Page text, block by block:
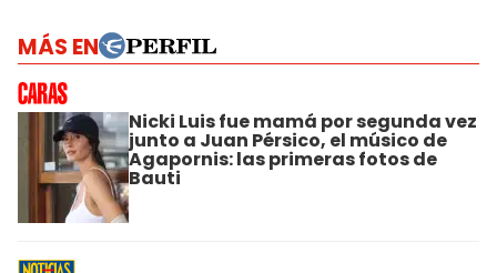
MÁS EN
Nicki Luis fue mamá por segunda vez
junto a Juan Pérsico, el músico de
Agapornis: las primeras fotos de
Bauti